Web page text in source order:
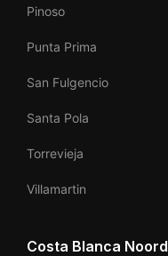
Pinoso
Punta Prima
San Fulgencio
Santa Pola
Torrevieja
Villamartin
Costa Blanca Noord